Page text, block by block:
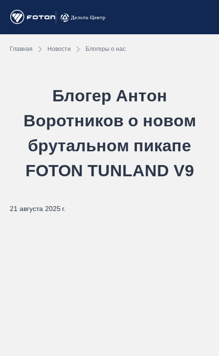
Главная Новости Блогеры о нас
Блогер Антон
Воротников о новом
брутальном пикапе
FOTON TUNLAND V9
21 августа 2025 г.